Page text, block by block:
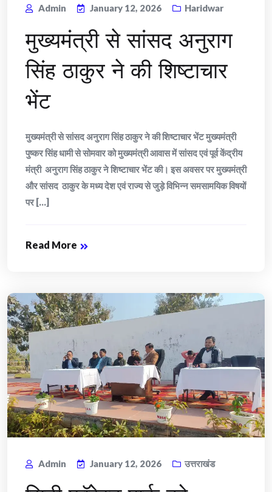
Admin January 12, 2026 Haridwar
मुख्यमंत्री से सांसद अनुराग
सिंह ठाकुर ने की शिष्टाचार
भेंट
मुख्यमंत्री से सांसद अनुराग सिंह ठाकुर ने की शिष्टाचार भेंट मुख्यमंत्री
पुष्कर सिंह धामी से सोमवार को मुख्यमंत्री आवास में सांसद एवं पूर्व केंद्रीय
मंत्री अनुराग सिंह ठाकुर ने शिष्टाचार भेंट की। इस अवसर पर मुख्यमंत्री
और सांसद ठाकुर के मध्य देश एवं राज्य से जुड़े विभिन्न समसामयिक विषयों
पर [...]
Read More
Admin January 12, 2026 उत्तराखंड